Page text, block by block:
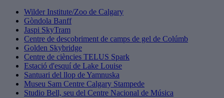
Wilder Institute/Zoo de Calgary
Gòndola Banff
Jaspi SkyTram
Centre de descobriment de camps de gel de Colúmb
Golden Skybridge
Centre de ciències TELUS Spark
Estació d'esquí de Lake Louise
Santuari del llop de Yamnuska
Museu Sam Centre Calgary Stampede
Studio Bell, seu del Centre Nacional de Música